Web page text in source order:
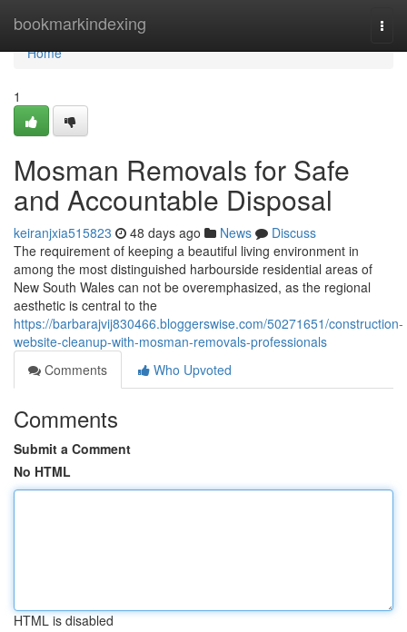
bookmarkindexing
Home
Home
1
Mosman Removals for Safe
and Accountable Disposal
keiranjxia515823 48 days ago News
Discuss
The requirement of keeping a beautiful living environment in
among the most distinguished harbourside residential areas of
New South Wales can not be overemphasized, as the regional
aesthetic is central to the
https://barbarajvij830466.bloggerswise.com/50271651/construction-
website-cleanup-with-mosman-removals-professionals
Comments
Who Upvoted
Comments
Submit a Comment
No HTML
HTML is disabled